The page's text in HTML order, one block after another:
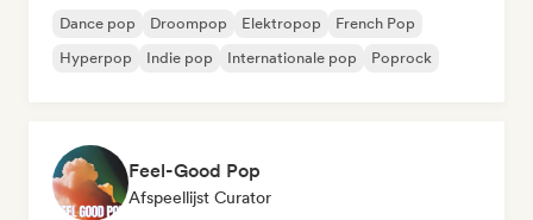
Dance pop Droompop Elektropop
French Pop
Hyperpop
Indie pop Internationale pop Poprock
Feel-Good Pop
Afspeellijst Curator